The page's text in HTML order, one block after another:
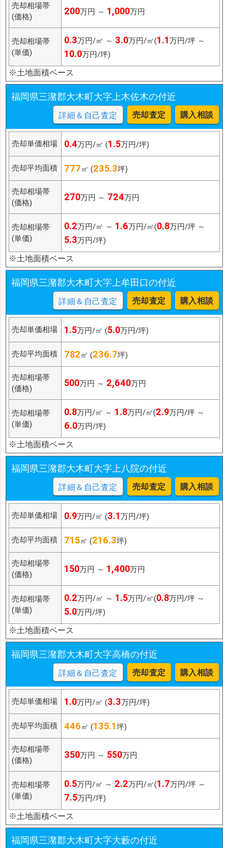
売却相場帯
(価格)
200万円 ～ 1,000万円
売却相場帯
(単価)
0.3万円/㎡ ～ 3.0万円/㎡(1.1万円/坪 ～
10.0万円/坪)
※土地面積ベース
福岡県三潴郡大木町大字上木佐木の付近
詳細＆自己査定 売却査定 購入相談
売却単価相場 0.4万円/㎡ (1.5万円/坪)
売却平均面積 777㎡ (235.3坪)
売却相場帯
(価格)
270万円 ～ 724万円
売却相場帯
(単価)
0.2万円/㎡ ～ 1.6万円/㎡(0.8万円/坪 ～
5.3万円/坪)
※土地面積ベース
福岡県三潴郡大木町大字上牟田口の付近
詳細＆自己査定 売却査定 購入相談
売却単価相場 1.5万円/㎡ (5.0万円/坪)
売却平均面積 782㎡ (236.7坪)
売却相場帯
(価格)
500万円 ～ 2,640万円
売却相場帯
(単価)
0.8万円/㎡ ～ 1.8万円/㎡(2.9万円/坪 ～
6.0万円/坪)
※土地面積ベース
福岡県三潴郡大木町大字上八院の付近
詳細＆自己査定 売却査定 購入相談
売却単価相場 0.9万円/㎡ (3.1万円/坪)
売却平均面積 715㎡ (216.3坪)
売却相場帯
(価格)
150万円 ～ 1,400万円
売却相場帯
(単価)
0.2万円/㎡ ～ 1.5万円/㎡(0.8万円/坪 ～
5.0万円/坪)
※土地面積ベース
福岡県三潴郡大木町大字高橋の付近
詳細＆自己査定 売却査定 購入相談
売却単価相場 1.0万円/㎡ (3.3万円/坪)
売却平均面積 446㎡ (135.1坪)
売却相場帯
(価格)
350万円 ～ 550万円
売却相場帯
(単価)
0.5万円/㎡ ～ 2.2万円/㎡(1.7万円/坪 ～
7.5万円/坪)
※土地面積ベース
福岡県三潴郡大木町大字大藪の付近